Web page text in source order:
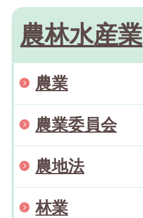
農林水産業
農業
農業委員会
農地法
林業